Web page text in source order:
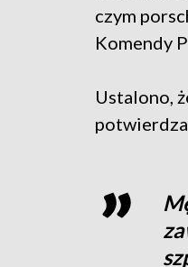
czym
Komendy
Ustalono,
potwierdza